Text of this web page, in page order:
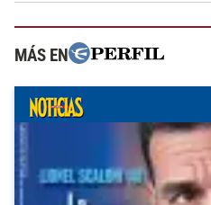
MÁS EN